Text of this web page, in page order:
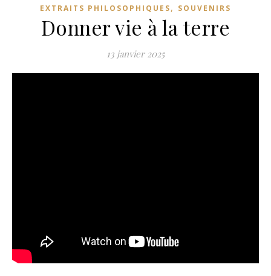
EXTRAITS PHILOSOPHIQUES, SOUVENIRS
Donner vie à la terre
13 janvier 2025